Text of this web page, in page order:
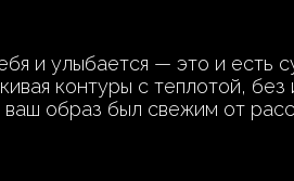
и улыбается — это и есть
контуры с теплотой,
образ был свежим от